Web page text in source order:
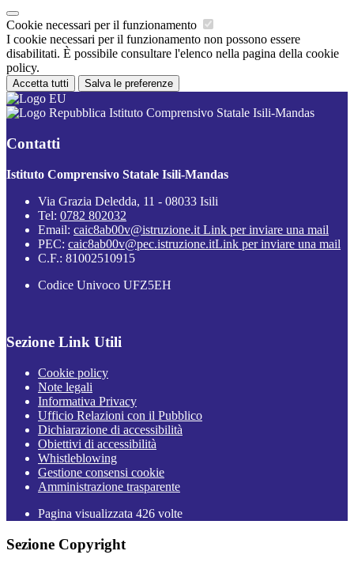
Cookie necessari per il funzionamento
I cookie necessari per il funzionamento non possono essere
disabilitati. È possibile consultare l'elenco nella pagina della cookie
policy.
Accetta tutti Salva le preferenze
Istituto Comprensivo Statale Isili-Mandas
Contatti
Istituto Comprensivo Statale Isili-Mandas
Via Grazia Deledda, 11 - 08033 Isili
Tel: 0782 802032
Email: caic8ab00v@istruzione.it Link per inviare una mail
PEC: caic8ab00v@pec.istruzione.itLink per inviare una mail
C.F.: 81002510915
Codice Univoco UFZ5EH
Sezione Link Utili
Cookie policy
Note legali
Informativa Privacy
Ufficio Relazioni con il Pubblico
Dichiarazione di accessibilità
Obiettivi di accessibilità
Whistleblowing
Gestione consensi cookie
Amministrazione trasparente
Pagina visualizzata 426 volte
Sezione Copyright